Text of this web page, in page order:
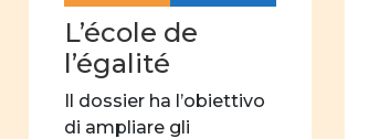
L’école de
l’égalité
Il dossier ha l’obiettivo
di ampliare gli